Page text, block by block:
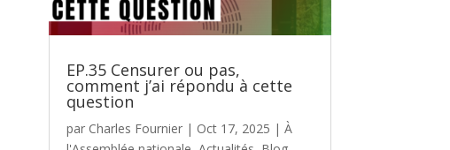
EP.35 Censurer ou pas,
comment j’ai répondu à cette
question
par Charles Fournier| Oct 17, 2025 | À